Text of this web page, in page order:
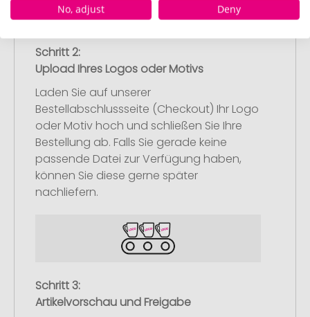
Schritt 2:
Upload Ihres Logos oder Motivs
Laden Sie auf unserer
Bestellabschlussseite (Checkout) Ihr Logo
oder Motiv hoch und schließen Sie Ihre
Bestellung ab. Falls Sie gerade keine
passende Datei zur Verfügung haben,
können Sie diese gerne später
nachliefern.
Schritt 3:
Artikelvorschau und Freigabe
No, adjust
Deny